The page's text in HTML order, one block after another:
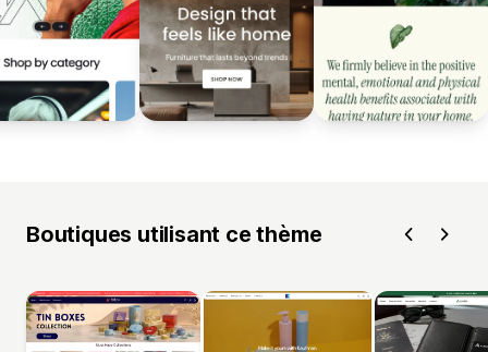
Boutiques utilisant ce thème